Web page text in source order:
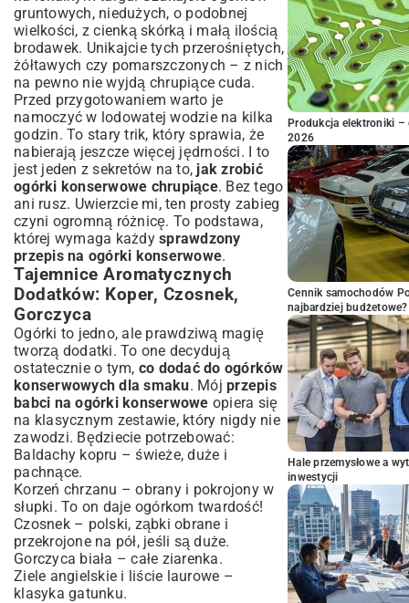
gruntowych, niedużych, o podobnej
wielkości, z cienką skórką i małą ilością
brodawek. Unikajcie tych przerośniętych,
żółtawych czy pomarszczonych – z nich
na pewno nie wyjdą chrupiące cuda.
Przed przygotowaniem warto je
namoczyć w lodowatej wodzie na kilka
godzin. To stary trik, który sprawia, że
nabierają jeszcze więcej jędrności. I to
jest jeden z sekretów na to, jak zrobić
ogórki konserwowe chrupiące. Bez tego
ani rusz. Uwierzcie mi, ten prosty zabieg
czyni ogromną różnicę. To podstawa,
której wymaga każdy sprawdzony
przepis na ogórki konserwowe.
Tajemnice Aromatycznych
Dodatków: Koper, Czosnek,
Gorczyca
Ogórki to jedno, ale prawdziwą magię
tworzą dodatki. To one decydują
ostatecznie o tym, co dodać do ogórków
konserwowych dla smaku. Mój przepis
babci na ogórki konserwowe opiera się
na klasycznym zestawie, który nigdy nie
zawodzi. Będziecie potrzebować:
Baldachy kopru – świeże, duże i
pachnące.
Korzeń chrzanu – obrany i pokrojony w
słupki. To on daje ogórkom twardość!
Czosnek – polski, ząbki obrane i
przekrojone na pół, jeśli są duże.
Gorczyca biała – całe ziarenka.
Ziele angielskie i liście laurowe –
klasyka gatunku.
Produkcja elektroniki –
2026
Cennik samochodów
najbardziej budżetowe?
Hale przemysłowe a
inwestycji